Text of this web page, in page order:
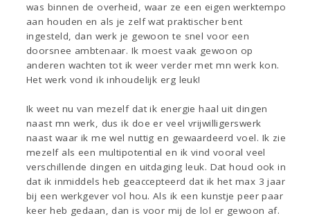
was binnen de overheid, waar ze een eigen werktempo
aan houden en als je zelf wat praktischer bent
ingesteld, dan werk je gewoon te snel voor een
doorsnee ambtenaar. Ik moest vaak gewoon op
anderen wachten tot ik weer verder met mn werk kon.
Het werk vond ik inhoudelijk erg leuk!
Ik weet nu van mezelf dat ik energie haal uit dingen
naast mn werk, dus ik doe er veel vrijwilligerswerk
naast waar ik me wel nuttig en gewaardeerd voel. Ik zie
mezelf als een multipotential en ik vind vooral veel
verschillende dingen en uitdaging leuk. Dat houd ook in
dat ik inmiddels heb geaccepteerd dat ik het max 3 jaar
bij een werkgever vol hou. Als ik een kunstje peer paar
keer heb gedaan, dan is voor mij de lol er gewoon af.